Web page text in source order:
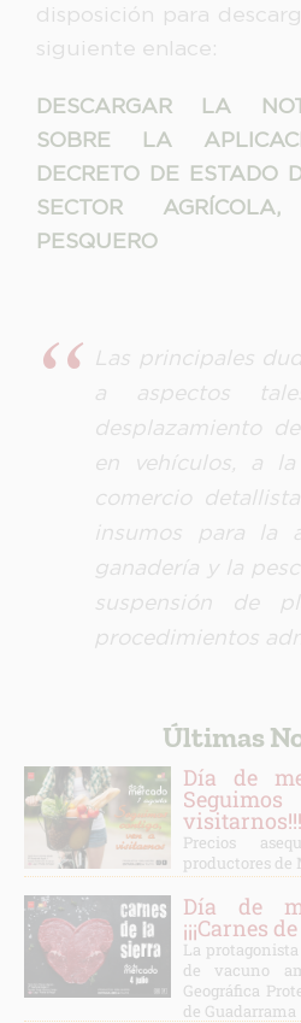
disposición para
siguiente enlace:
DESCARGAR LA
SOBRE LA
DECRETO DE ESTADO
SECTOR
PESQUERO
Las principales
a aspectos
desplazamiento
en vehículos, a
comercio
insumos para la
ganadería y la
suspensión de
procedimientos
Últimas
Día de
visitarnos!!!
Precios
productores de
Día de
¡¡¡Carnes
La
de vacuno
Geográfica
de Guadarrama